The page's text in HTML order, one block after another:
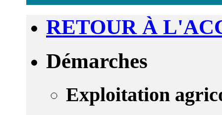
RETOUR À
Démarches
Exploitation